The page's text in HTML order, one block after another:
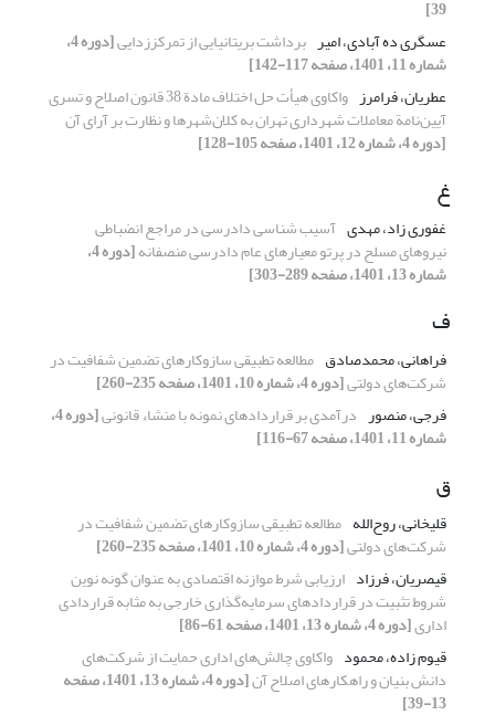
39]
عسگری ده آبادی، امیر برداشت بریتانیایی از تمرکززدایی [دوره 4،
شماره 11، 1401، صفحه 117-142]
عطریان، فرامرز
واکاوی هیأت حل اختلاف مادة 38 قانون اصلاح و تسری
آیین‌نامة معاملات شهرداری تهران به کلان‌شهرها و نظارت بر آرای آن
[دوره 4، شماره 12، 1401، صفحه 105-128]
غ
غفوری زاد، مهدی آسیب شناسی دادرسی در مراجع انضباطی
نیروهای مسلح در پرتو معیارهای عام دادرسی منصفانه [دوره 4،
شماره 13، 1401، صفحه 289-303]
ف
فراهانی، محمدصادق مطالعه تطبیقی سازوکارهای تضمین شفافیت در
شرکت‌های دولتی[دوره 4، شماره 10، 1401، صفحه 235-260]
فرجی، منصور درآمدی بر قراردادهای نمونه با منشاء قانونی [دوره 4،
شماره 11، 1401، صفحه 67-116]
ق
قلیخانی، روح‌الله مطالعه تطبیقی سازوکارهای تضمین شفافیت در
شرکت‌های دولتی[دوره 4، شماره 10، 1401، صفحه 235-260]
قیصریان، فرزاد ارزیابی شرط موازنه اقتصادی به عنوان گونه نوین
شروط تثبیت در قراردادهای سرمایه‌گذاری خارجی به مثابه قراردادی
اداری[دوره 4، شماره 13، 1401، صفحه 61-86]
قیوم زاده، محمود واکاوی چالش‌های اداری حمایت از شرکت‌های
دانش بنیان و راهکارهای اصلاح آن [دوره 4، شماره 13، 1401، صفحه
13-39]